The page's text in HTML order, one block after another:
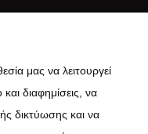
μας να λειτουργεί
διαφημίσεις, να
δικτύωσης και να